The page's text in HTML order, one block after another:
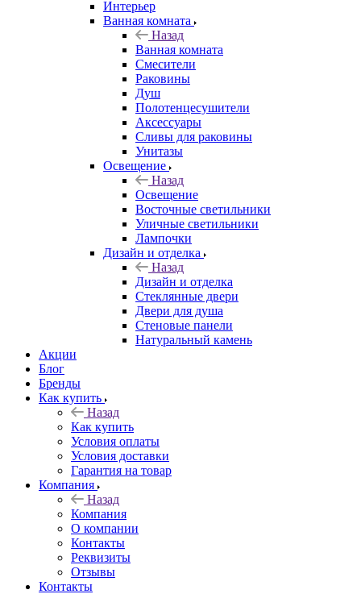
Интерьер
Ванная комната
Назад
Ванная комната
Смесители
Раковины
Душ
Полотенцесушители
Аксессуары
Сливы для раковины
Унитазы
Освещение
Назад
Освещение
Восточные светильники
Уличные светильники
Лампочки
Дизайн и отделка
Назад
Дизайн и отделка
Стеклянные двери
Двери для душа
Стеновые панели
Натуральный камень
Акции
Блог
Бренды
Как купить
Назад
Как купить
Условия оплаты
Условия доставки
Гарантия на товар
Компания
Назад
Компания
О компании
Контакты
Реквизиты
Отзывы
Контакты